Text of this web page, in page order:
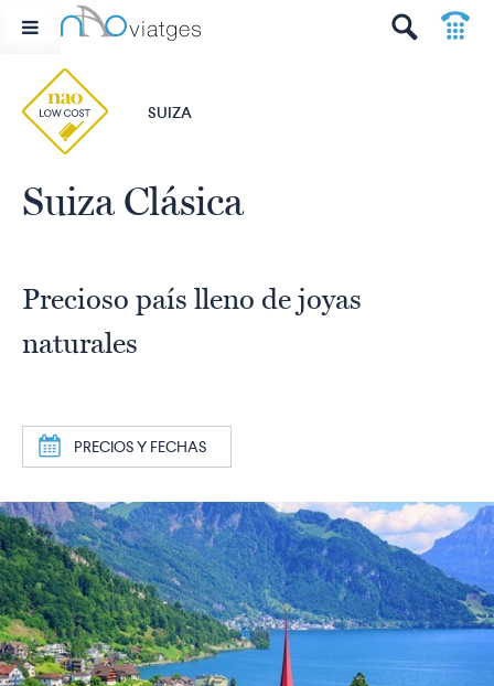
SUIZA
Suiza Clásica
Precioso país lleno de joyas
naturales
a PRECIOS Y FECHAS
t
p